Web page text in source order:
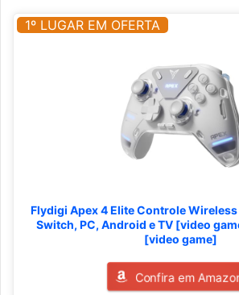
1º LUGAR EM OFERTA
Flydigi Apex 4 Elite Controle
Switch, PC, Android e TV [video
[video game]
Confira em